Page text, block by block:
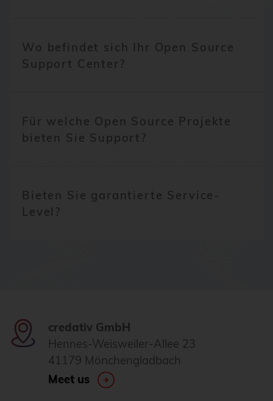
Wo befindet sich Ihr Open Source
Support Center?
Für welche Open Source Projekte
bieten Sie Support?
Bieten Sie garantierte Service-
Level?
credativ GmbH
Hennes-Weisweiler-Allee 23
41179 Mönchengladbach
Meet us